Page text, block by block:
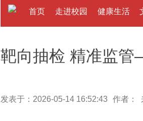
首页 走进校园 健康生活
靶向抽检 精准监
发表于：2026-05-14 16:52:43 作者：